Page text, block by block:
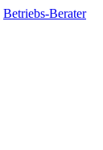
Betriebs-Berater